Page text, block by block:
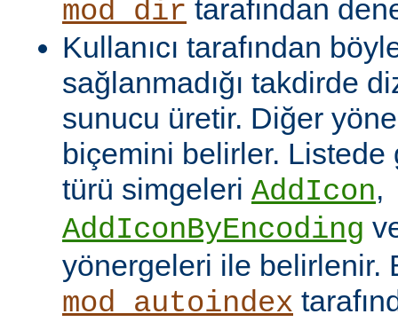
mod_dir tarafından
Kullanıcı tarafından
sağlanmadığı takdirde
sunucu üretir. Diğer
biçemini belirler.
türü simgeleri AddIcon,
AddIconByEncoding
yönergeleri ile belirlenir.
mod_autoindex